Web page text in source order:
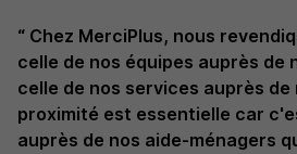
“ Chez MerciPlus, nous
celle de nos équipes auprès de
celle de nos services auprès
proximité est essentielle car
auprès de nos aide-ménagers